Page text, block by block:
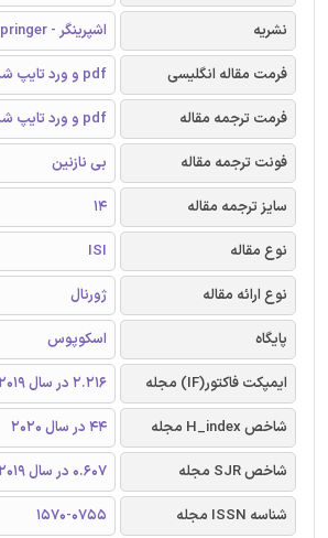
نشریه
اشپرینگر - Springer
فرمت مقاله انگلیسی
pdf و ورد تایپ شده با قابلیت ویرایش
فرمت ترجمه مقاله
pdf و ورد تایپ شده با قابلیت ویرایش
فونت ترجمه مقاله
بی نازنین
سایز ترجمه مقاله
14
نوع مقاله
ISI
نوع ارائه مقاله
ژورنال
پایگاه
اسکوپوس
ایمپکت فاکتور(IF) مجله
2.216 در سال 2019
شاخص H_index مجله
44 در سال 2020
شاخص SJR مجله
0.607 در سال 2019
شناسه ISSN مجله
1570-0755